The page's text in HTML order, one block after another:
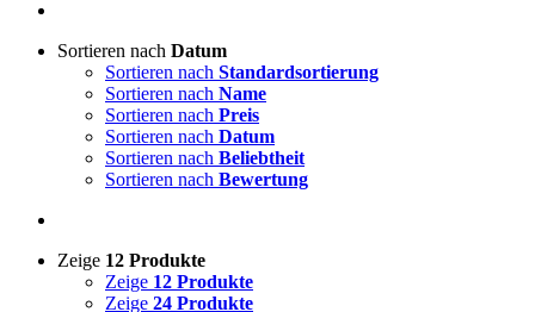
Sortieren nach Datum
Sortieren nach Standardsortierung
Sortieren nach Name
Sortieren nach Preis
Sortieren nach Datum
Sortieren nach Beliebtheit
Sortieren nach Bewertung
Zeige 12 Produkte
Zeige 12 Produkte
Zeige 24 Produkte